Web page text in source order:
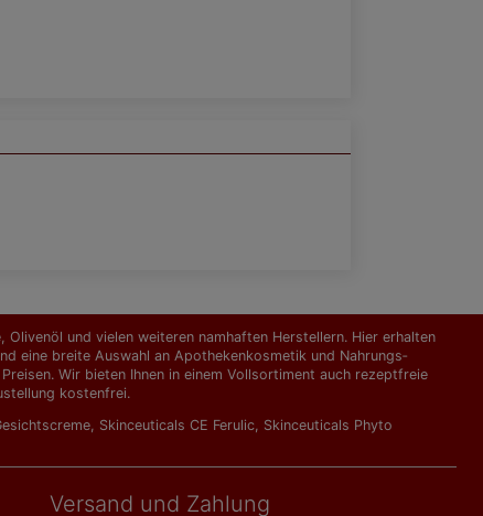
und vielen weiteren namhaften Herstellern. Hier erhalten
eine breite Auswahl an Apothekenkosmetik und Nahrungs­
Wir bieten Ihnen in einem Vollsortiment auch rezeptfreie
kostenfrei.
, Skinceuticals CE Ferulic, Skinceuticals Phyto
Versand und Zahlung